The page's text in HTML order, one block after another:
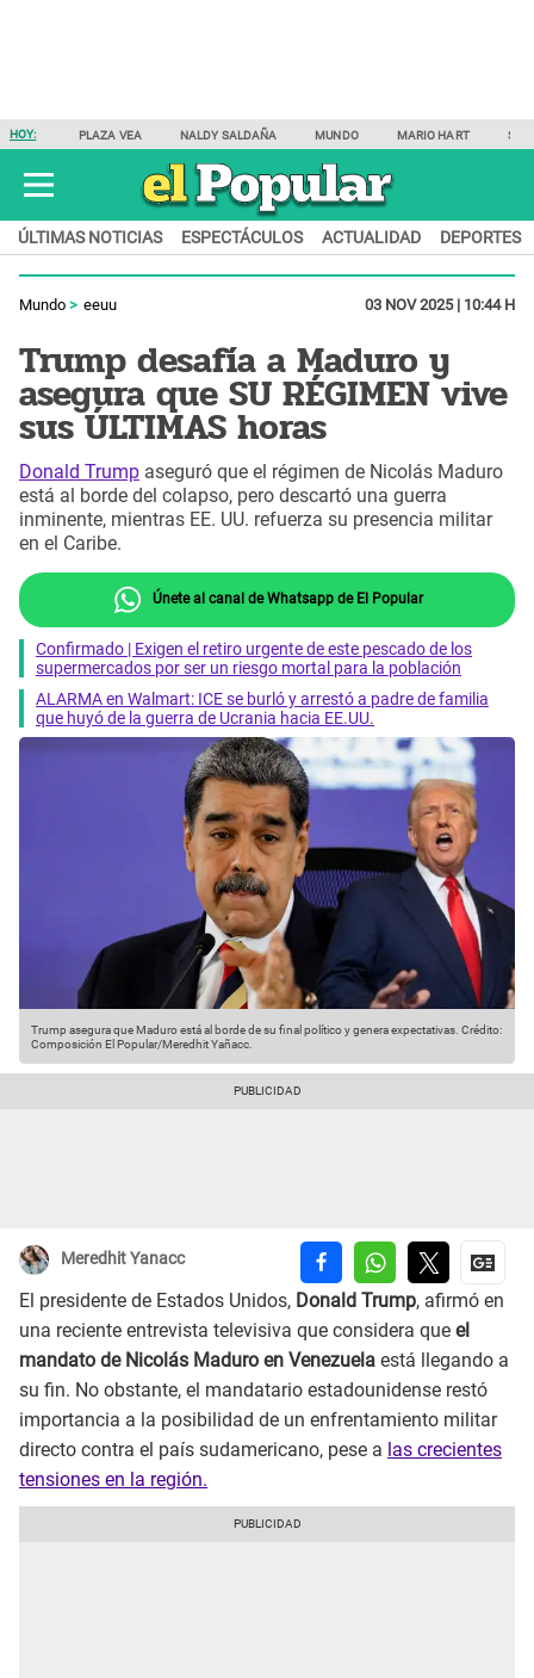
HOY: PLAZA VEA NALDY SALDAÑA MUNDO MARIO HART
ÚLTIMAS NOTICIAS ESPECTÁCULOS ACTUALIDAD DEPORTES
Mundo eeuu 03 NOV 2025 | 10:44 H
Trump desafía a Maduro y
asegura que SU RÉGIMEN vive
sus ÚLTIMAS horas
Donald Trump aseguró que el régimen de Nicolás Maduro
está al borde del colapso, pero descartó una guerra
inminente, mientras EE. UU. refuerza su presencia militar
en el Caribe.
Únete al canal de Whatsapp de El Popular
Confirmado | Exigen el retiro urgente de este pescado de los
supermercados por ser un riesgo mortal para la población
ALARMA en Walmart: ICE se burló y arrestó a padre de familia
que huyó de la guerra de Ucrania hacia EE.UU.
Trump asegura que Maduro está al borde de su final político y genera expectativas. Crédito:
Composición El Popular/Meredhit Yañacc.
Meredhit Yanacc
El presidente de Estados Unidos, Donald Trump, afirmó en
una reciente entrevista televisiva que considera que el
mandato de Nicolás Maduro en Venezuela está llegando a
su fin. No obstante, el mandatario estadounidense restó
importancia a la posibilidad de un enfrentamiento militar
directo contra el país sudamericano, pese a las crecientes
tensiones en la región.